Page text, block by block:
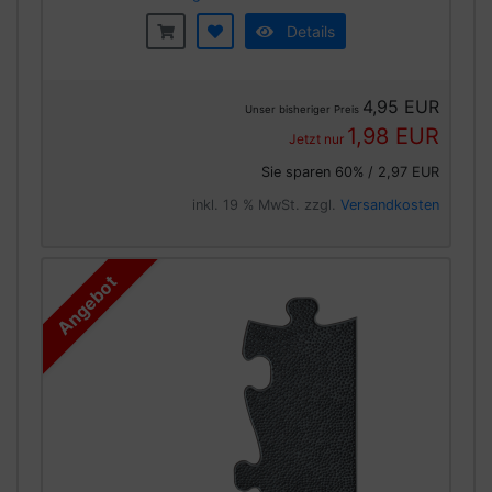
Details
Unser bisheriger Preis 4,95 EUR
Jetzt nur 1,98 EUR
Sie sparen 60% / 2,97 EUR
inkl. 19 % MwSt. zzgl. Versandkosten
Angebot